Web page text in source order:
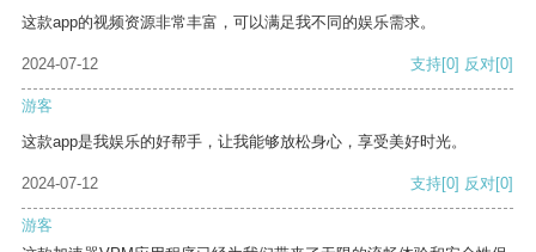
这款app的视频资源非常丰富，可以满足我不同的娱乐需求。
2024-07-12 支持[0] 反对[0]
游客
这款app是我娱乐的好帮手，让我能够放松身心，享受美好时光。
2024-07-12 支持[0] 反对[0]
游客